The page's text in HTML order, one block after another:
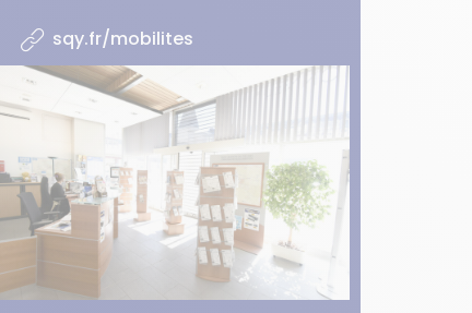
sqy.fr/mobilites